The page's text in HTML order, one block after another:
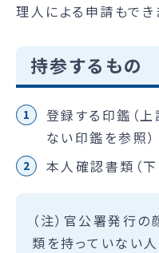
理人による申請もでき
持参するもの
登録する印鑑（
ない印鑑を参照）
本人確認書類（下
（注）官公署発行
類を持っていない